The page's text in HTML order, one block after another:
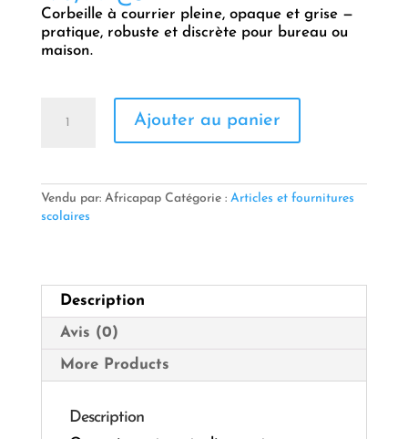
Corbeille à courrier pleine, opaque et grise —
pratique, robuste et discrète pour bureau ou
maison.
Pleine
Opaque
Ajouter au panier
Vendu par: Africapap Catégorie : Articles et fournitures
scolaires
Description
Avis (0)
More Products
Description